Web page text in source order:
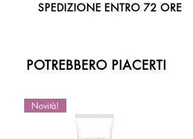
SPEDIZIONE ENTRO 72 ORE
POTREBBERO PIACERTI
Novità!